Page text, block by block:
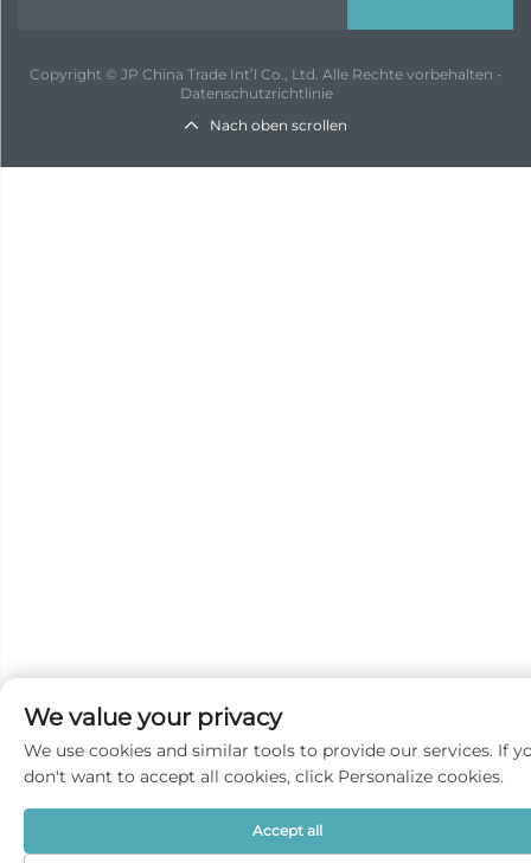
Copyright © JP China Trade Int’l Co., Ltd. Alle Rechte vorbehalten -
Datenschutzrichtlinie
Nach oben scrollen
We value your privacy
We use cookies and similar tools to provide our services. If
don't want to accept all cookies, click Personalize cookies.
Accept all